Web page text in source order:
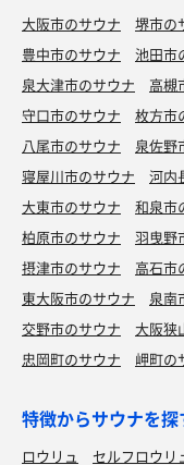
大阪市のサウナ 堺市の
豊中市のサウナ
池田市
泉大津市のサウナ
高槻
守口市のサウナ
枚方市
八尾市のサウナ
泉佐野
寝屋川市のサウナ
河内
大東市のサウナ
和泉市
柏原市のサウナ
羽曳野
摂津市のサウナ
高石市
東大阪市のサウナ
泉南
交野市のサウナ
大阪狭
忠岡町のサウナ
岬町の
特徴からサウナを探
ロウリュ セルフロウリ